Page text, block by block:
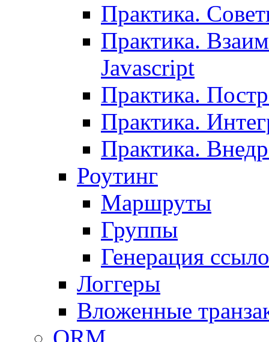
Практика.
Практика.
Javascript
Практика.
Практика.
Практика.
Роутинг
Маршруты
Группы
Генерация
Логгеры
Вложенные